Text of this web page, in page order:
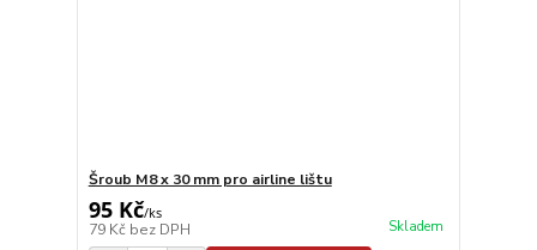
Šroub M8 x 30 mm pro airline lištu
95 Kč/ks
79 Kč bez DPH Skladem